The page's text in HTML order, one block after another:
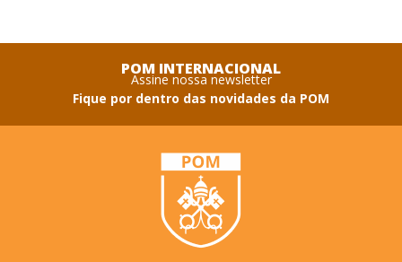
POM INTERNACIONAL
Assine nossa newsletter
Fique por dentro das novidades da POM